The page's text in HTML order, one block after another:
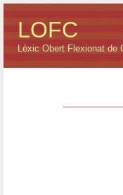
LOFC
Lèxic Obert Flexionat de